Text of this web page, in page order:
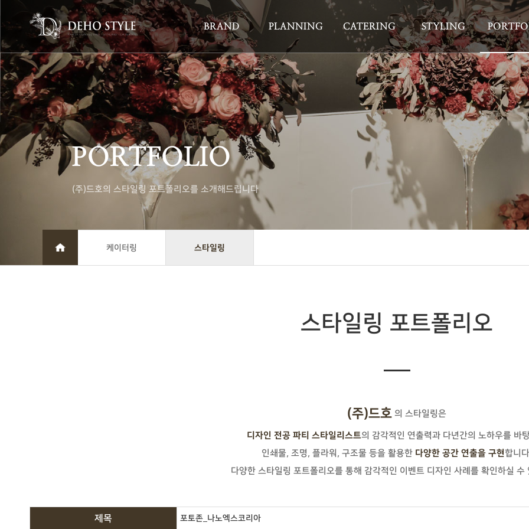
BRAND PLANNING CATERING STYLING
PORTFOLIO
(주)드호의 스타일링 포트폴리오를 소개해드립니다
케이터링 스타일링
스타일링 포트폴리오
(주)드호 의 스타일링은
디자인 전공 파티 스타일리스트의 감각적인 연출력과 다년간의 노하우를 바
인쇄물, 조명, 플라워, 구조물 등을 활용한 다양한 공간 연출을 구현합니
다양한 스타일링 포트폴리오를 통해 감각적인 이벤트 디자인 사례를 확인하실 수
제목 포토존_나노엑스코리아